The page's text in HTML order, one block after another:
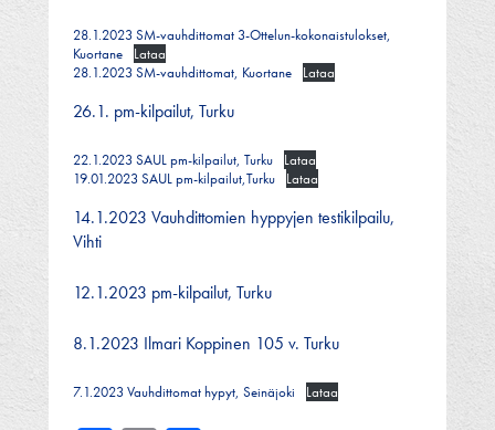
28.1.2023 SM-vauhdittomat 3-Ottelun-kokonaistulokset,
Kuortane
Lataa
28.1.2023 SM-vauhdittomat, Kuortane
Lataa
26.1. pm-kilpailut, Turku
22.1.2023 SAUL pm-kilpailut, Turku
Lataa
19.01.2023 SAUL pm-kilpailut,Turku
Lataa
14.1.2023 Vauhdittomien hyppyjen testikilpailu,
Vihti
12.1.2023 pm-kilpailut, Turku
8.1.2023 Ilmari Koppinen 105 v. Turku
7.1.2023 Vauhdittomat hypyt, Seinäjoki Lataa